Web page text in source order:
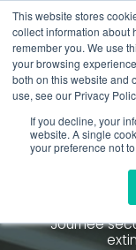
This website stores
collect information about
remember you. We use
your browsing
both on this website and
use, see our Privacy
If you decline, your
website. A single
your preference not
Aller
au
contenu
principal
01 84 20 18 48
de
à Paris
Journée